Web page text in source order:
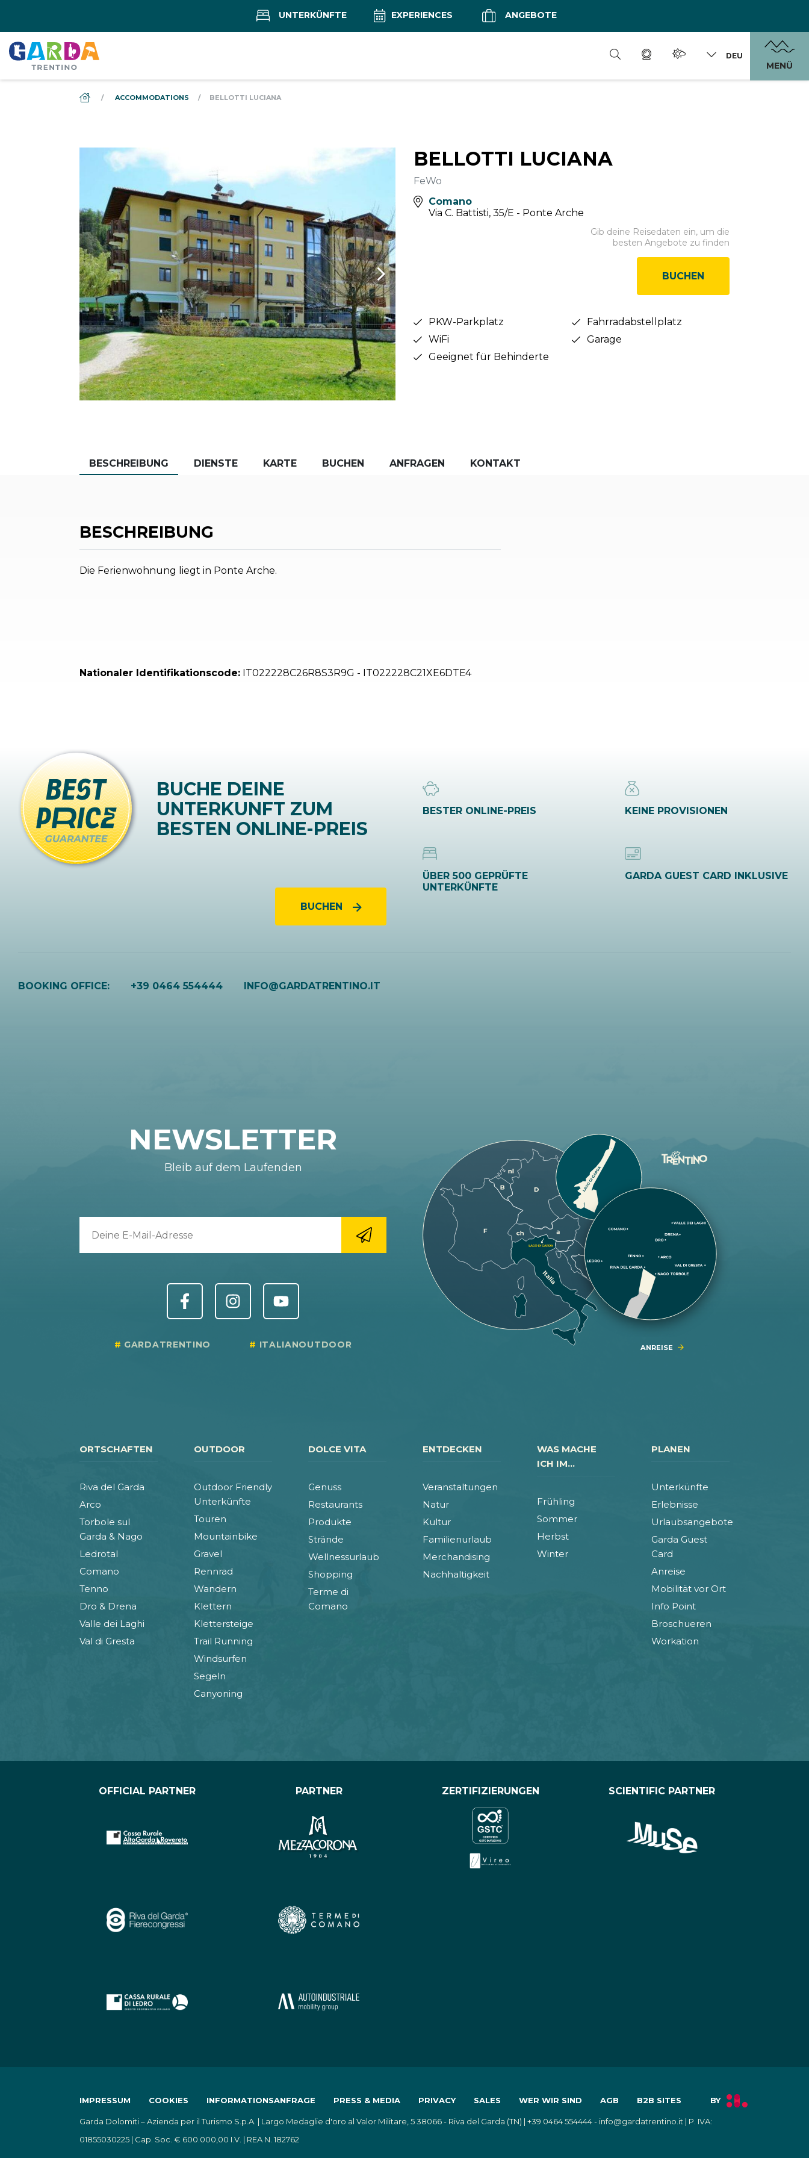
UNTERKÜNFTE EXPERIENCES ANGEBOTE
DEU
MENÜ
DS_BREADCRUMB.HOME
ACCOMMODATIONS BELLOTTI LUCIANA
BELLOTTI LUCIANA
FeWo
Comano
Via C. Battisti, 35/E - Ponte Arche
Gib deine Reisedaten ein, um die
besten Angebote zu finden
BUCHEN
PKW-Parkplatz
Fahrradabstellplatz
WiFi
Garage
Geeignet für Behinderte
BESCHREIBUNG DIENSTE KARTE BUCHEN ANFRAGEN KONTAKT
BESCHREIBUNG
Die Ferienwohnung liegt in Ponte Arche.
Nationaler Identifikationscode: IT022228C26R8S3R9G - IT022228C21XE6DTE4
BUCHE DEINE
UNTERKUNFT ZUM
BESTEN ONLINE-PREIS
BUCHEN
BESTER ONLINE-PREIS KEINE PROVISIONEN
ÜBER 500 GEPRÜFTE
UNTERKÜNFTE
GARDA GUEST CARD INKLUSIVE
BOOKING OFFICE: +39 0464 554444 INFO@GARDATRENTINO.IT
ANREISE
NEWSLETTER
Bleib auf dem Laufenden
GARDATRENTINO ITALIANOUTDOOR
ORTSCHAFTEN
Riva del Garda
Arco
Torbole sul
Garda & Nago
Ledrotal
Comano
Tenno
Dro & Drena
Valle dei Laghi
Val di Gresta
OUTDOOR
Outdoor Friendly
Unterkünfte
Touren
Mountainbike
Gravel
Rennrad
Wandern
Klettern
Klettersteige
Trail Running
Windsurfen
Segeln
Canyoning
DOLCE VITA
Genuss
Restaurants
Produkte
Strände
Wellnessurlaub
Shopping
Terme di
Comano
ENTDECKEN
Veranstaltungen
Natur
Kultur
Familienurlaub
Merchandising
Nachhaltigkeit
WAS MACHE
ICH IM...
Frühling
Sommer
Herbst
Winter
PLANEN
Unterkünfte
Erlebnisse
Urlaubsangebote
Garda Guest
Card
Anreise
Mobilität vor Ort
Info Point
Broschueren
Workation
OFFICIAL PARTNER PARTNER ZERTIFIZIERUNGEN SCIENTIFIC PARTNER
IMPRESSUM COOKIES INFORMATIONSANFRAGE PRESS & MEDIA PRIVACY SALES WER WIR SIND AGB B2B SITES
Garda Dolomiti – Azienda per il Turismo S.p.A. | Largo Medaglie d'oro al Valor Militare, 5 38066 - Riva del Garda (TN) | +39 0464 554444 - info@gardatrentino.it | P. IVA:
01855030225 | Cap. Soc. € 600.000,00 I.V. | REA N. 182762